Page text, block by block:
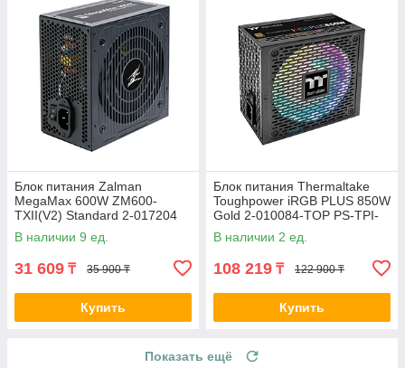
Блок питания Zalman
MegaMax 600W ZM600-
TXII(V2) Standard 2-017204
ZM600-TXII (V2)
В наличии 9 ед.
31 609 ₸ 35 900 ₸
Купить
Блок питания Thermaltake
Toughpower iRGB PLUS 850W
Gold 2-010084-TOP PS-TPI-
0850F3FDGE-1
В наличии 2 ед.
108 219 ₸ 122 900 ₸
Купить
Показать ещё